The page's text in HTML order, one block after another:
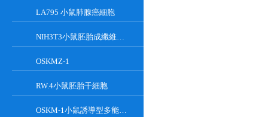
LA795 小鼠肺腺癌細胞
NIH3T3小鼠胚胎成纖維細胞
OSKMZ-1
RW.4小鼠胚胎干細胞
OSKM-1小鼠誘導型多能干細胞